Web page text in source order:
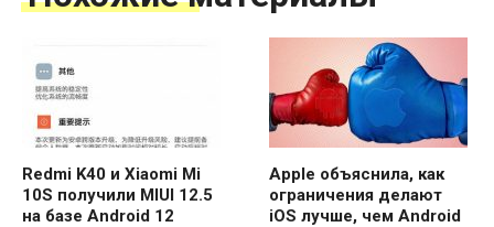
Redmi K40 и Xiaomi Mi
10S получили MIUI 12.5
на базе Android 12
Apple объяснила, как
ограничения делают
iOS лучше, чем Android